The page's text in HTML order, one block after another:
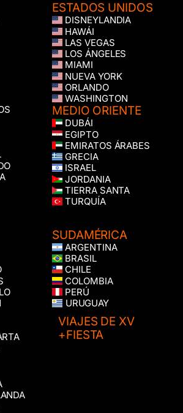
ESTADOS UNIDOS
DISNEYLANDIA
HAWÁI
LAS VEGAS
LOS ÁNGELES
MIAMI
NUEVA YORK
ORLANDO
WASHINGTON
MEDIO ORIENTE
DUBÁI
EGIPTO
EMIRATOS ÁRABES
GRECIA
ISRAEL
JORDANIA
TIERRA SANTA
TURQUÍA
SUDAMÉRICA
ARGENTINA
BRASIL
CHILE
COLOMBIA
PERÚ
URUGUAY
VIAJES DE XV
+FIESTA